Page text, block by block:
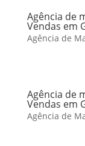
Agência de
Vendas em
Agência de
Agência de
Vendas em
Agência de